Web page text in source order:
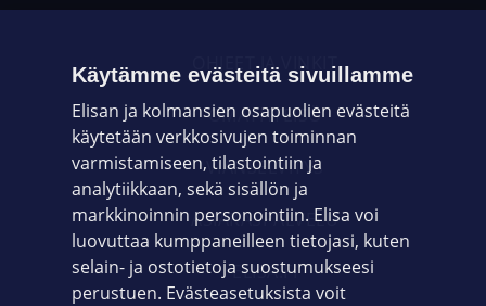
OHJEET JA VINKIT
OMAYHTEISÖ
VIANSELVITYS
ASIAKASPALVELU
ELISA.FI
Käytämme evästeitä sivuillamme
Elisan ja kolmansien osapuolien evästeitä
käytetään verkkosivujen toiminnan
varmistamiseen, tilastointiin ja
analytiikkaan, sekä sisällön ja
markkinoinnin personointiin. Elisa voi
luovuttaa kumppaneilleen tietojasi, kuten
selain- ja ostotietoja suostumukseesi
perustuen. Evästeasetuksista voit